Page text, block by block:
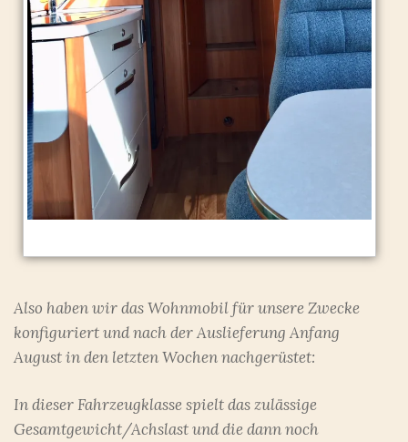
Also haben wir das Wohnmobil für unsere Zwecke
konfiguriert und nach der Auslieferung Anfang
August in den letzten Wochen nachgerüstet:
In dieser Fahrzeugklasse spielt das zulässige
Gesamtgewicht/Achslast und die dann noch